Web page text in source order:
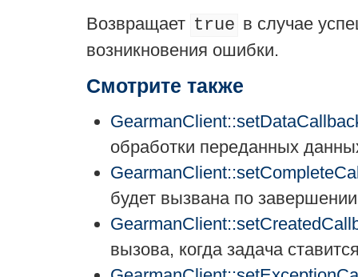
Возвращает true в случае
возникновения ошибки.
Смотрите также
обработки переданных
будет вызвана по
вызова, когда задача